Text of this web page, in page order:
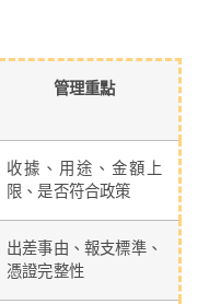
管理重點
收據、用途、金額上
限、是否符合政策
出差事由、報支標準、
憑證完整性